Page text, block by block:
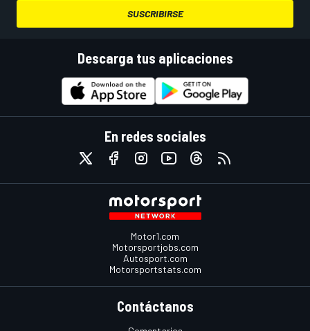
SUSCRIBIRSE
Descarga tus aplicaciones
En redes sociales
Motor1.com
Motorsportjobs.com
Autosport.com
Motorsportstats.com
Contáctanos